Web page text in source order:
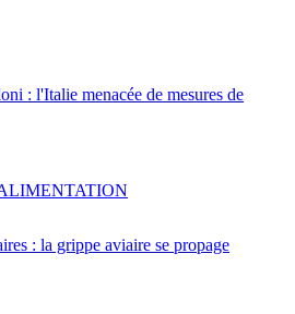
: l'Italie menacée de mesures de
: la grippe aviaire se propage